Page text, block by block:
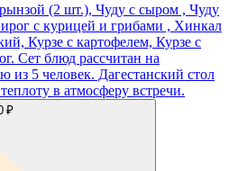
(2 шт.), Чуду с сыром , Чуду
с курицей и грибами , Хинкал
Курзе с картофелем, Курзе с
Сет блюд рассчитан на
из 5 человек. Дагестанский стол
в атмосферу встречи.
₽